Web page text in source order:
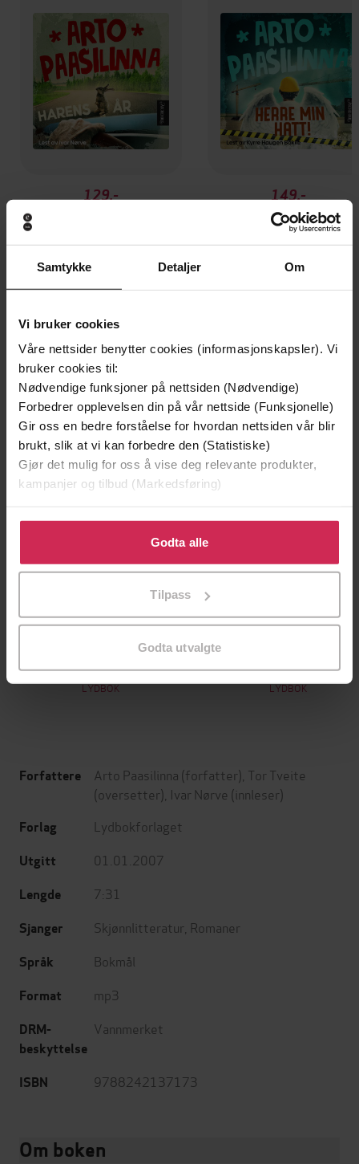
Samtykke Detaljer Om
Vi bruker cookies
Våre nettsider benytter cookies (informasjonskapsler). Vi
bruker cookies til:
Nødvendige funksjoner på nettsiden (Nødvendige)
Forbedrer opplevelsen din på vår nettside (Funksjonelle)
Gir oss en bedre forståelse for hvordan nettsiden vår blir
brukt, slik at vi kan forbedre den (Statistiske)
Gjør det mulig for oss å vise deg relevante produkter,
kampanjer og tilbud (Markedsføring)
Klikk på «Godta alle» for å gi oss ditt samtykke til å
bruke cookies for alle disse formålene. Du kan også
tilpasse ditt samtykke til spesifikke formål ved å klikke
Godta alle
Tilpass
Godta utvalgte
129,-
149,-
Herre min hatt
Arto Paasilinna
Andre har også kjøpt
Premium
169,-
Wienerbrorskapet
Ingar Johnsrud
LYDBOK
Premium
349,-
Zeshan Shakar
LYDBOK
Forfattere Arto Paasilinna (forfatter), Tor Tveite
(oversetter), Ivar Nørve (innleser)
Forlag Lydbokforlaget
Utgitt 01.01.2007
Lengde 7:31
Sjanger Skjønnlitteratur Romaner
Språk Bokmål
Format mp3
DRM-
beskyttelse
Vannmerket
ISBN 9788242137173
Om boken